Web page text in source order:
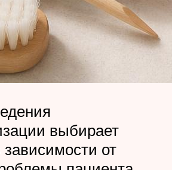
выбирает
зависимости от